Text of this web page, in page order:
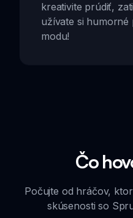
kreativite prúdiť,
užívate si
modu!
Čo
Počujte od hráčov,
skúsenosti so